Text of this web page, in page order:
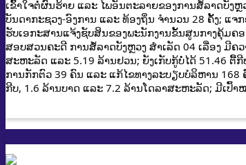
ເຂົ້າໃຈຕໍ່ຜົນຮ້າຍ ແລະ ໄພອັນຕະລາຍຂອງການສໍ້ລາດບັງ
ບັນດາກະຊວງ-ອົງການ ແລະ ທ້ອງຖິ່ນ ຈໍານວນ 28 ຄັ້ງ; ແ
ຮັບເອກະສານແຈ້ງຊັບສິນຂອງພະນັກງານຂັ້ນສູນກາງຄຸ້ມຄອ
ສອບສວນຄະດີ ການສໍ້ລາດບັງຫຼວງ ສໍາເລັດ 04 ເລື່ອງ ມີຄ
ສະຫະລັດ ແລະ 5.19 ລ້ານຢວນ; ຍັງເກັບກູ້ບໍ່ໄດ້ 51.46 ຕື້
ການກັກຕົວ 39 ຄົນ ແລະ ແກ້ໄຂທາງລະບຽບບໍລິຫານ
ກີບ, 1.6 ລ້ານບາດ ແລະ 7.2 ລ້ານໂດລາສະຫະລັດ; ມີເປົ້